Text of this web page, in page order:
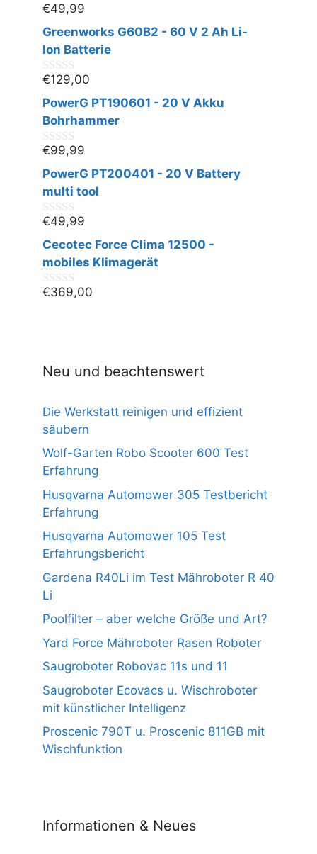
0
v
o
n
€49,99
Greenworks G60B2 - 60 V 2 Ah Li-
Ion Batterie
0
v
o
n
€129,00
PowerG PT190601 - 20 V Akku
Bohrhammer
0
v
o
n
€99,99
PowerG PT200401 - 20 V Battery
multi tool
0
v
o
n
€49,99
Cecotec Force Clima 12500 -
mobiles Klimagerät
0
€369,00
Neu und beachtenswert
Die Werkstatt reinigen und effizient
säubern
Wolf-Garten Robo Scooter 600 Test
Erfahrung
Husqvarna Automower 305 Testbericht
Erfahrung
Husqvarna Automower 105 Test
Erfahrungsbericht
Gardena R40Li im Test Mähroboter R 40
Li
Poolfilter – aber welche Größe und Art?
Yard Force Mähroboter Rasen Roboter
Saugroboter Robovac 11s und 11
Saugroboter Ecovacs u. Wischroboter
mit künstlicher Intelligenz
Proscenic 790T u. Proscenic 811GB mit
Wischfunktion
Informationen & Neues